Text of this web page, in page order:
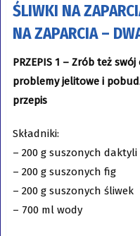
ŚLIWKI NA
NA ZAPARCIA –
PRZEPIS 1 – Zrób też
problemy jelitowe i
przepis
Składniki:
– 200 g suszonych daktyli
– 200 g suszonych fig
– 200 g suszonych śliwek
– 700 ml wody